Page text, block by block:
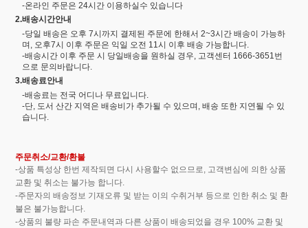
-온라인 주문은 24시간 이용하실수 있습니다
2.배송시간안내
-당일 배송은 오후 7시까지 결제된 주문에 한해서 2~3시간 배송이 가능하
며, 오후7시 이후 주문은 익일 오전 11시 이후 배송 가능합니다.
-배송시간 이후 주문 시 당일배송을 원하실 경우, 고객센터 1666-3651번
으로 문의바랍니다.
3.배송료안내
-배송료는 전국 어디나 무료입니다.
-단, 도서 산간 지역은 배송비가 추가될 수 있으며, 배송 또한 지연될 수 있
습니다.
주문취소/교환/환불
-상품 특성상 한번 제작되면 다시 사용할수 없으므로, 고객변심에 의한 상품
교환 및 취소는 불가능 합니다.
-주문자의 배송정보 기재오류 및 받는 이의 수취거부 등으로 인한 취소 및 환
불은 불가능합니다.
-상품의 불량 파손 주문내역과 다른 상품이 배송되었을 경우 100% 교환 및